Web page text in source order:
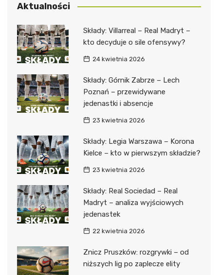
Aktualności
Składy: Villarreal – Real Madryt –
kto decyduje o sile ofensywy?
24 kwietnia 2026
Składy: Górnik Zabrze – Lech
Poznań – przewidywane
jedenastki i absencje
23 kwietnia 2026
Składy: Legia Warszawa – Korona
Kielce – kto w pierwszym składzie?
23 kwietnia 2026
Składy: Real Sociedad – Real
Madryt – analiza wyjściowych
jedenastek
22 kwietnia 2026
Znicz Pruszków: rozgrywki – od
niższych lig po zaplecze elity